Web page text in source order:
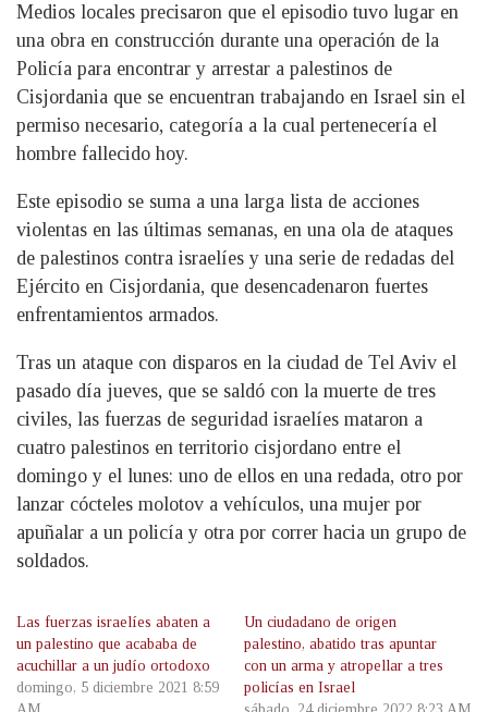
Medios locales precisaron que el episodio tuvo lugar en
una obra en construcción durante una operación de la
Policía para encontrar y arrestar a palestinos de
Cisjordania que se encuentran trabajando en Israel sin el
permiso necesario, categoría a la cual pertenecería el
hombre fallecido hoy.
Este episodio se suma a una larga lista de acciones
violentas en las últimas semanas, en una ola de ataques
de palestinos contra israelíes y una serie de redadas del
Ejército en Cisjordania, que desencadenaron fuertes
enfrentamientos armados.
Tras un ataque con disparos en la ciudad de Tel Aviv el
pasado día jueves, que se saldó con la muerte de tres
civiles, las fuerzas de seguridad israelíes mataron a
cuatro palestinos en territorio cisjordano entre el
domingo y el lunes: uno de ellos en una redada, otro por
lanzar cócteles molotov a vehículos, una mujer por
apuñalar a un policía y otra por correr hacia un grupo de
soldados.
Las fuerzas israelíes abaten a
un palestino que acababa de
acuchillar a un judío ortodoxo
domingo, 5 diciembre 2021 8:59
Un ciudadano de origen
palestino, abatido tras apuntar
con un arma y atropellar a tres
policías en Israel